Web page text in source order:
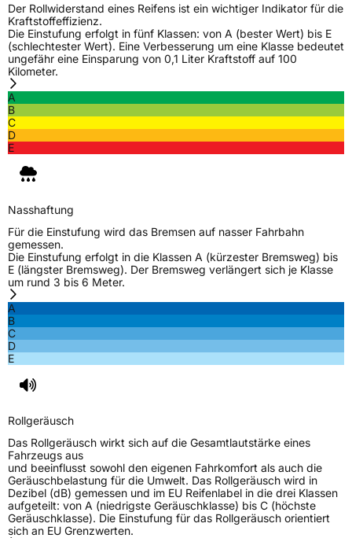
Der Rollwiderstand eines Reifens ist ein wichtiger Indikator für die
Kraftstoffeffizienz.
Die Einstufung erfolgt in fünf Klassen: von A (bester Wert) bis E
(schlechtester Wert). Eine Verbesserung um eine Klasse bedeutet
ungefähr eine Einsparung von 0,1 Liter Kraftstoff auf 100
Kilometer.
A
B
C
D
E
Nasshaftung
Für die Einstufung wird das Bremsen auf nasser Fahrbahn
gemessen.
Die Einstufung erfolgt in die Klassen A (kürzester Bremsweg) bis
E (längster Bremsweg). Der Bremsweg verlängert sich je Klasse
um rund 3 bis 6 Meter.
A
B
C
D
E
Rollgeräusch
Das Rollgeräusch wirkt sich auf die Gesamtlautstärke eines
Fahrzeugs aus
und beeinflusst sowohl den eigenen Fahrkomfort als auch die
Geräuschbelastung für die Umwelt. Das Rollgeräusch wird in
Dezibel (dB) gemessen und im EU Reifenlabel in die drei Klassen
aufgeteilt: von A (niedrigste Geräuschklasse) bis C (höchste
Geräuschklasse). Die Einstufung für das Rollgeräusch orientiert
sich an EU Grenzwerten.